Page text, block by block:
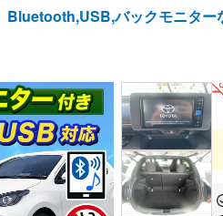
Bluetooth,USB,バックモニタ